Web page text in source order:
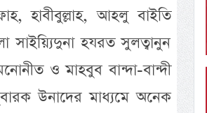
আহলু বাইতি
সাইয়্যিদুনা হযরত সুলত্বানুন
ও মাহবুব বান্দা-বান্দী
উনাদের মাধ্যমে অনেক